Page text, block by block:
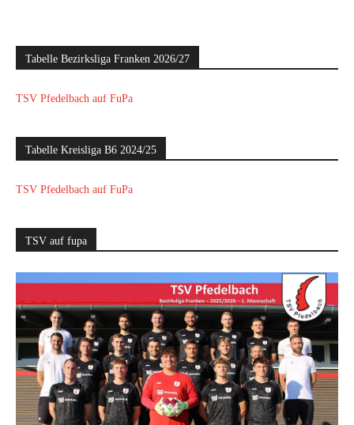
Tabelle Bezirksliga Franken 2026/27
TSV Pfedelbach auf FuPa
Tabelle Kreisliga B6 2024/25
TSV Pfedelbach auf FuPa
TSV auf fupa